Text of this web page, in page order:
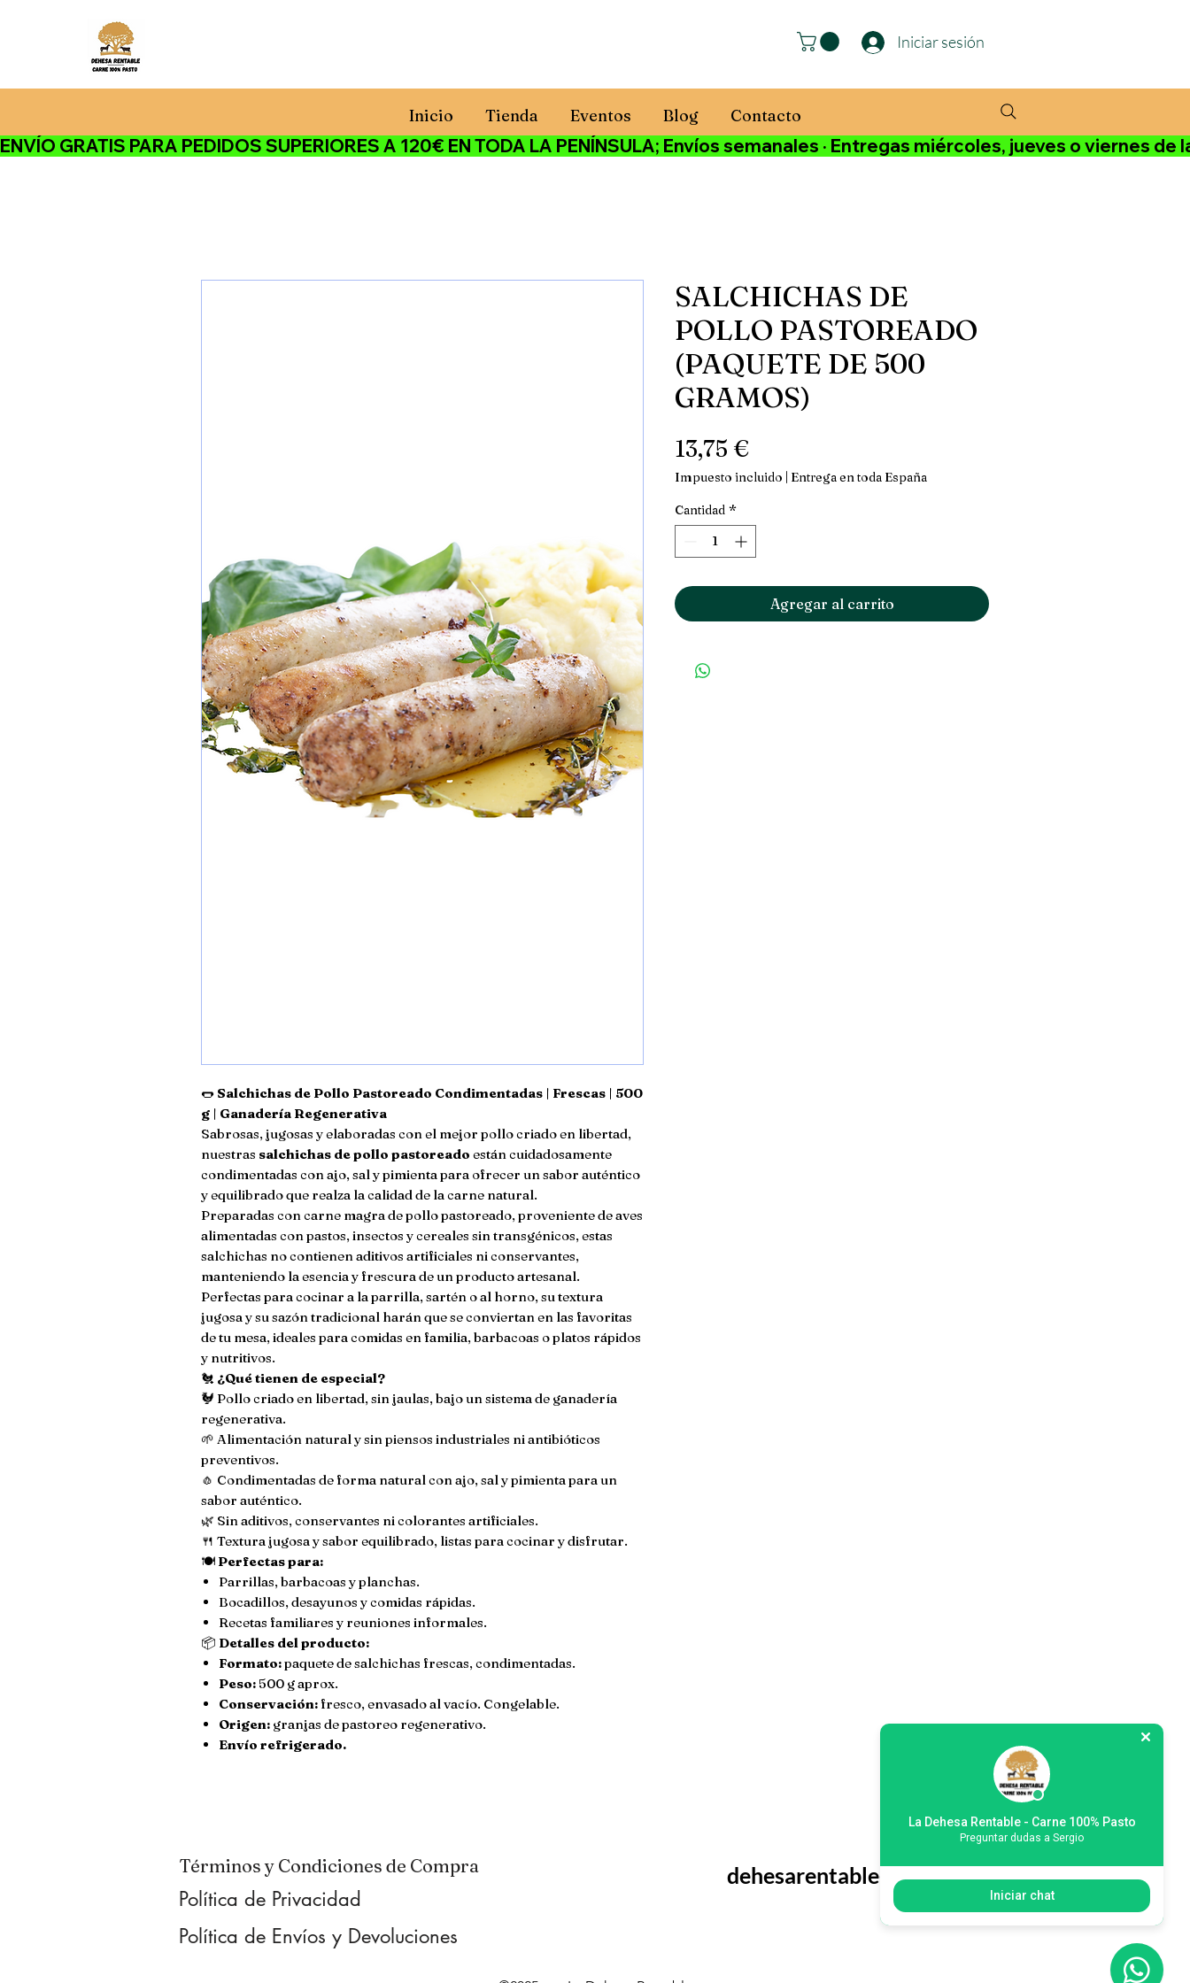
Iniciar sesión
Inicio Tienda Eventos Blog Contacto
ENVÍO GRATIS PARA PEDIDOS SUPERIORES A 120€ EN TODA LA PENÍNSULA; Envíos semanales · Entregas miércoles, jueves o viernes
🌭 Salchichas de Pollo Pastoreado Condimentadas | Frescas | 500
g | Ganadería Regenerativa
Sabrosas, jugosas y elaboradas con el mejor pollo criado en libertad,
nuestras salchichas de pollo pastoreado están cuidadosamente
condimentadas con ajo, sal y pimienta para ofrecer un sabor auténtico
y equilibrado que realza la calidad de la carne natural.
Preparadas con carne magra de pollo pastoreado, proveniente de aves
alimentadas con pastos, insectos y cereales sin transgénicos, estas
salchichas no contienen aditivos artificiales ni conservantes,
manteniendo la esencia y frescura de un producto artesanal.
Perfectas para cocinar a la parrilla, sartén o al horno, su textura
jugosa y su sazón tradicional harán que se conviertan en las favoritas
de tu mesa, ideales para comidas en familia, barbacoas o platos rápidos
y nutritivos.
🐔 ¿Qué tienen de especial?
🐓 Pollo criado en libertad, sin jaulas, bajo un sistema de ganadería
regenerativa.
🌱 Alimentación natural y sin piensos industriales ni antibióticos
preventivos.
🧄 Condimentadas de forma natural con ajo, sal y pimienta para un
sabor auténtico.
🌿 Sin aditivos, conservantes ni colorantes artificiales.
🍴 Textura jugosa y sabor equilibrado, listas para cocinar y disfrutar.
🍽️ Perfectas para:
Parrillas, barbacoas y planchas.
Bocadillos, desayunos y comidas rápidas.
Recetas familiares y reuniones informales.
📦 Detalles del producto:
Formato:paquete de salchichas frescas, condimentadas.
Peso: 500 g aprox.
Conservación: fresco, envasado al vacío. Congelable.
Origen: granjas de pastoreo regenerativo.
Envío refrigerado.
SALCHICHAS DE
POLLO PASTOREADO
(PAQUETE DE 500
GRAMOS)
13,75 €Precio
Impuesto incluido | Entrega en toda España
Cantidad *
Agregar al carrito
Términos y Condiciones de Compra
Política de Privacidad
dehesarentable@gmail.com
Política de Envíos y Devoluciones
La Dehesa Rentable - Carne 100% Pasto
Preguntar dudas a Sergio
Iniciar chat